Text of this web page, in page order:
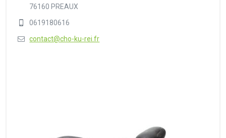
76160 PREAUX
0619180616
contact@cho-ku-rei.fr